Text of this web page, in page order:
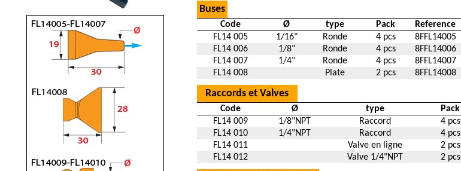
Buses
Code Ø type Pack Reference
FL14 005
1/16" Ronde 4 pcs 8FFL14005
FL14 006
1/8" Ronde 4 pcs 8FFL14006
FL14 007
1/4" Ronde 4 pcs 8FFL14007
FL14 008
Plate 2 pcs 8FFL14008
Raccords et Valves
Code Ø type Pack
FL14 009
1/8"NPT Raccord 4 pcs
FL14 010
1/4"NPT Raccord 4 pcs
FL14 011
Valve en ligne 2 pcs
FL14 012
Valve 1/4"NPT 2 pcs